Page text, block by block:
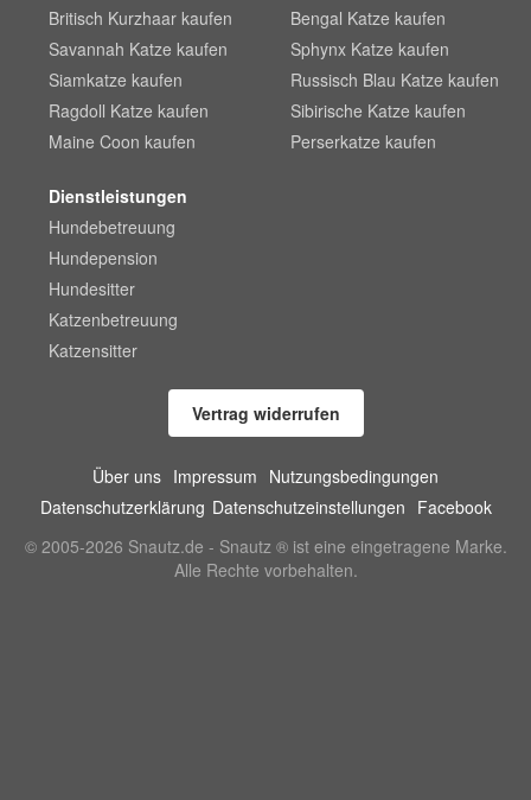
Britisch Kurzhaar kaufen
Savannah Katze kaufen
Siamkatze kaufen
Ragdoll Katze kaufen
Maine Coon kaufen
Bengal Katze kaufen
Sphynx Katze kaufen
Russisch Blau Katze kaufen
Sibirische Katze kaufen
Perserkatze kaufen
Dienstleistungen
Hundebetreuung
Hundepension
Hundesitter
Katzenbetreuung
Katzensitter
Vertrag widerrufen
Über uns Impressum Nutzungsbedingungen
Datenschutzerklärung Datenschutzeinstellungen Facebook
© 2005-2026 Snautz.de - Snautz ® ist eine eingetragene Marke.
Alle Rechte vorbehalten.